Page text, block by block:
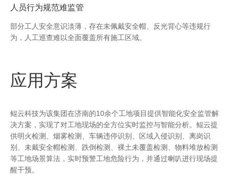
人员行为规范难监管
部分工人安全意识淡薄，存在未佩戴安全帽、反光背心等违规行
为，人工巡查难以全面覆盖所有施工区域。
应用方案
鲲云科技为该集团在济南的10余个工地项目提供智能化安全监管解
决方案，实现了对工地现场的全方位实时监控与智能分析。鲲云提
供明火检测、烟雾检测、车辆违停识别、区域入侵识别、离岗识
别、未戴安全帽检测、跌倒检测、裸土未覆盖检测、物料堆放检测
等工地场景算法，实时预警工地危险行为，并通过喇叭进行现场提
醒干预。